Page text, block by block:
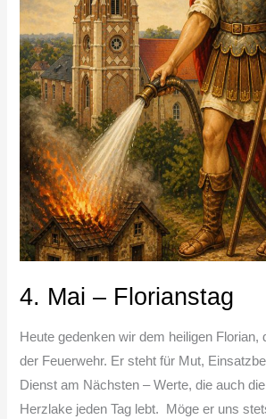
4. Mai – Florianstag
Heute gedenken wir dem heiligen Florian,
der Feuerwehr. Er steht für Mut,
Dienst am Nächsten – Werte, die auch
Herzlake jeden Tag lebt. Möge er uns